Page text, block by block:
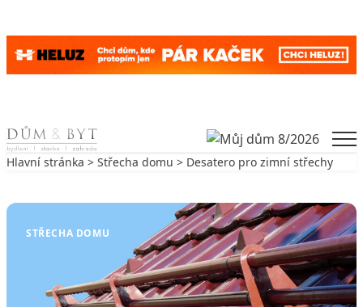
Skip to content
Hlavní stránka > Střecha domu > Desatero pro zimní střechy
STŘECHA DOMU